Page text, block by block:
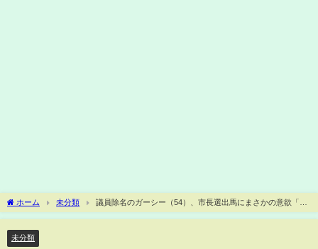
ホーム 未分類
議員除名のガーシー（54）、市長選出馬にまさかの意欲「自
分の村をつくりたい」(ABEMA TIMES)
未分類